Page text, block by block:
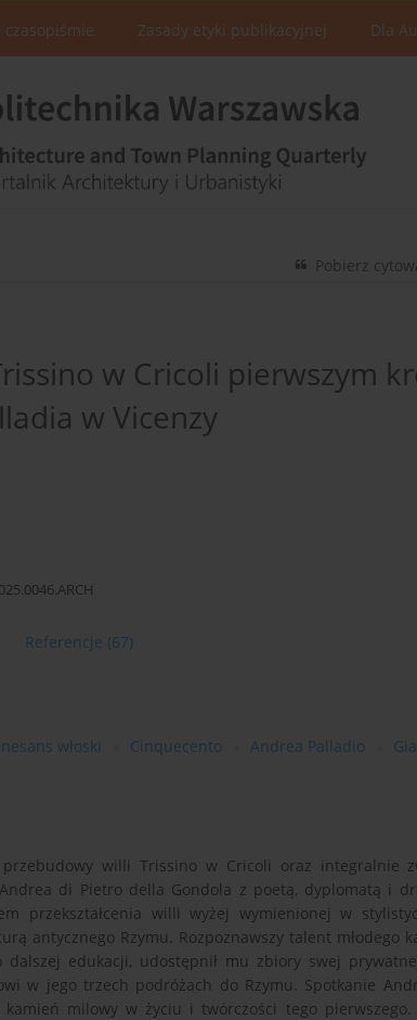
czasopiśmie Zasady etyki publikacyjnej Dla
Pobierz
w Cricoli pierwszym
w Vicenzy
Referencje (67)
włoski Cinquecento Andrea Palladio
willi Trissino w Cricoli oraz integralnie
di Pietro della Gondola z poetą, dyplomatą i
przekształcenia willi wyżej wymienionej w
antycznego Rzymu. Rozpoznawszy talent młodego
dalszej edukacji, udostępnił mu zbiory swej
w jego trzech podróżach do Rzymu. Spotkanie
kamień milowy w życiu i twórczości tego pierwszego.